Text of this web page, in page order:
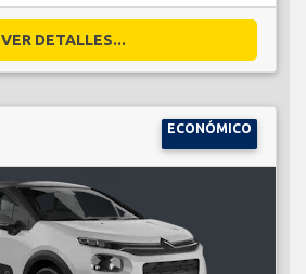
VER DETALLES...
ECONÓMICO